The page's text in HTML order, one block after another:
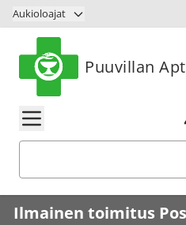
Siirry sisältöön
Aukioloajat
Puuvillan
Ilmainen toimitus